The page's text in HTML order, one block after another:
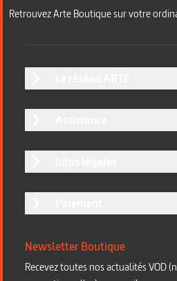
Retrouvez Arte Boutique sur votre
Newsletter Boutique
Recevez toutes nos actualités VOD